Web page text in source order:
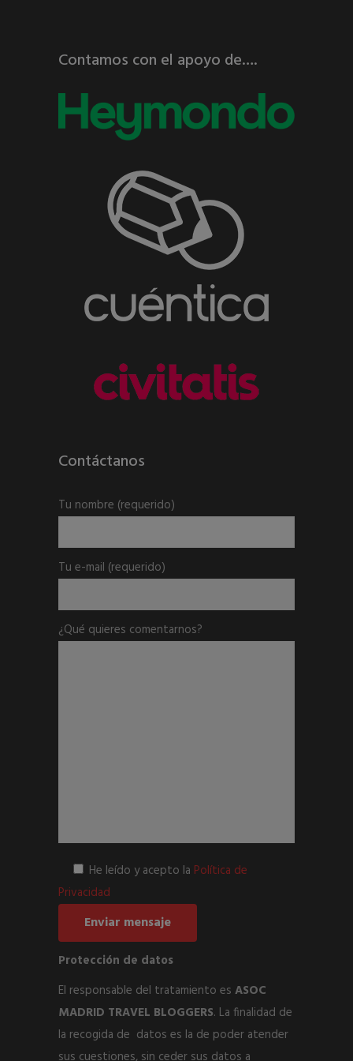
Contamos con el apoyo de….
Contáctanos
Tu nombre (requerido)
Tu e-mail (requerido)
¿Qué quieres comentarnos?
He leído y acepto la Política de
Privacidad
Protección de datos
El responsable del tratamiento es ASOC
MADRID TRAVEL BLOGGERS. La finalidad de
la recogida de datos es la de poder atender